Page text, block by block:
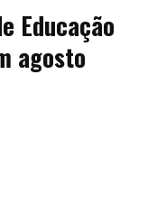
Educação
agosto